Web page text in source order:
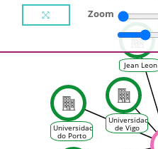
Zoom
Universidade
do Porto
(GreenUPorto)
Universidad
de Vigo
Jean Leon